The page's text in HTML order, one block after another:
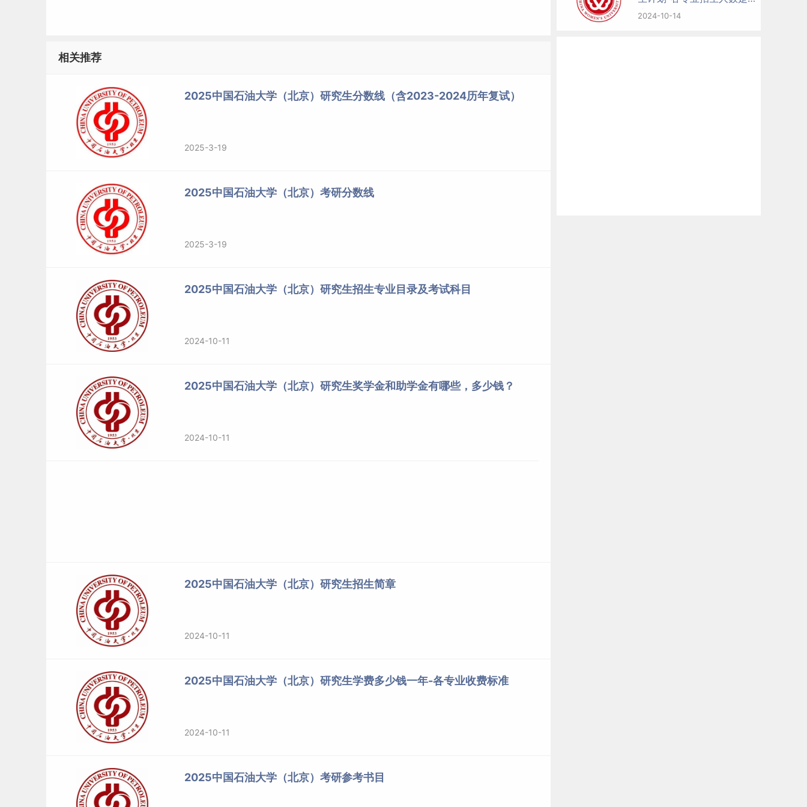
相关推荐
2025中国石油大学（北京）研究生分数线（含2023-2024历年复试）
2025-3-19
2025中国石油大学（北京）考研分数线
2025-3-19
2025中国石油大学（北京）研究生招生专业目录及考试科目
2024-10-11
2025中国石油大学（北京）研究生奖学金和助学金有哪些，多少钱？
2024-10-11
2025中国石油大学（北京）研究生招生简章
2024-10-11
2025中国石油大学（北京）研究生学费多少钱一年-各专业收费标准
2024-10-11
2025中国石油大学（北京）考研参考书目
少
2024-10-14